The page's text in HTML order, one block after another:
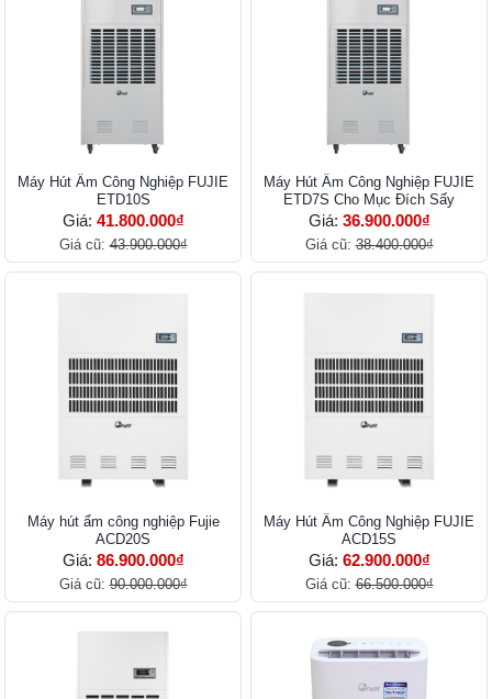
Máy Hút Ẩm Công Nghiệp FUJIE
ETD10S
Giá: 41.800.000₫
Giá cũ:43.900.000₫
Máy Hút Ẩm Công Nghiệp FUJIE
ETD7S Cho Mục Đích Sấy
Giá: 36.900.000₫
Giá cũ:38.400.000₫
Máy hút ẩm công nghiệp Fujie
ACD20S
Giá: 86.900.000₫
Giá cũ:90.000.000₫
Máy Hút Ẩm Công Nghiệp FUJIE
ACD15S
Giá: 62.900.000₫
Giá cũ:66.500.000₫